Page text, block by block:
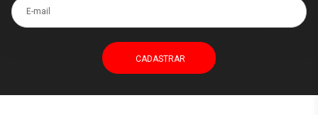
E-mail